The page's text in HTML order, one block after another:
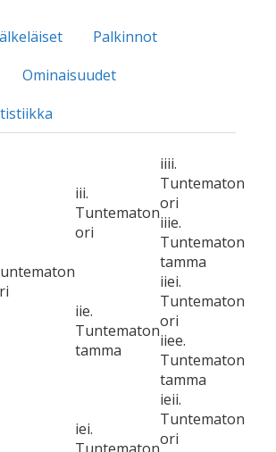
Palkinnot
Ominaisuudet
iii.
Tuntematon
ori
iiii.
Tuntematon
ori
iiie.
Tuntematon
tamma
iie.
Tuntematon
tamma
iiei.
Tuntematon
ori
iiee.
Tuntematon
tamma
iei.
ieii.
Tuntematon
ori